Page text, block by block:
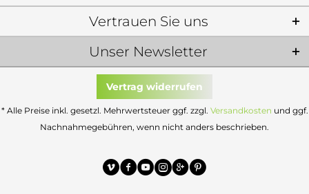
Unser Newsletter
Vertrauen Sie uns
Vertrag widerrufen
* Alle Preise inkl. gesetzl. Mehrwertsteuer ggf. zzgl. Versandkosten und ggf.
Nachnahmegebühren, wenn nicht anders beschrieben.